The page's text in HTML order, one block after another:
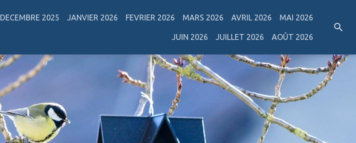
DECEMBRE 2025 JANVIER 2026 FEVRIER 2026 MARS 2026 AVRIL 2026 MAI 2026
JUIN 2026 JUILLET 2026 AOÛT 2026